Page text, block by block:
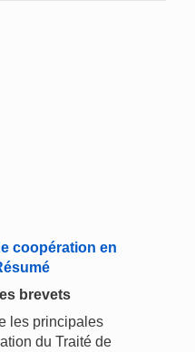
coopération en
brevets
les principales
du Traité de